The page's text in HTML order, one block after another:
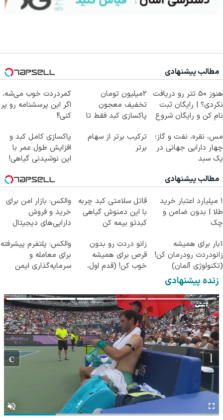
مطالب پیشنهادی
هنوز 50 تتر رو دریافت
نکردی؟ | رایگان ثبت
نام کن و رایگان شروع
2میلیون تومان
تخفیف معجون
پاکسازی کبد فقط تا
کمردردت خوب می‌شه،
اگر این پرسشنامه رو پر
کنی!!
مس، نقره، نفت و گاز؛
چهار دارایی جهانی در
یک سبد
ترکیب برتر از سهام
برتر
پاکسازی کامل کبد و
افزایش طول عمر با
این نوشیدنی گیاهی!
مطالب پیشنهادی
۱ میلیارد اعتبار خرید
طلا | بدون ضامن و
چک
قاتل سلامتی کبد چربه
با این دمنوش گیاهی
کبدتو بیمه کن
والکس: بازار امن برای
خرید و فروش
دارایی‌های دیجیتال
1بار برای همیشه
زانودردت رودرمان کن!
(تکنولوژی آلمان)
◂پرسشنامه▸
زانو دردت رو بدون
قرص برای همیشه
خوب کن! (قدم اول،
والکس: پلتفرم پیشرفته
برای معامله و
سرمایه‌گذاری ایمن
زنده پیشنهادی